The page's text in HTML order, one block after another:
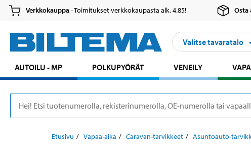
Verkkokauppa- Toimitukset verkkokaupasta alk. 4.85! Osta
Valitse tavaratalo
AUTOILU - MP POLKUPYÖRÄT VENEILY
Etusivu Vapaa-aika Caravan-tarvikkeet Asuntoauto-